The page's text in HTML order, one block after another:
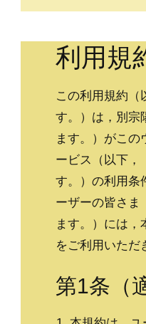
利用規
この利用規約（
す。）は，別宗
ます。）がこの
ービス（以下，
す。）の利用条
ーザーの皆さま
ます。）には，
をご利用いただ
第1条（